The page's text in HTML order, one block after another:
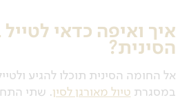
איך ואיפה כדאי
הסינית?
אל החומה הסינית תוכלו להגיע
במסגרת טיול מאורגן לסין. שתי